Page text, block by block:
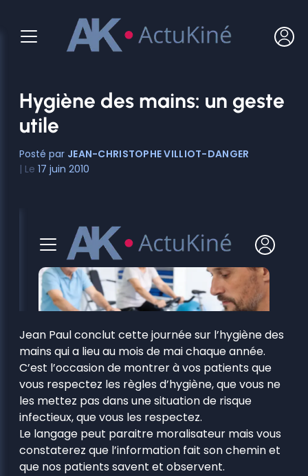
contenu
Hygiène des mains: un geste
utile
JEAN-CHRISTOPHE VILLIOT-DANGER
17 juin 2010
Jean Paul conclut cette journée sur l’hygiène des
mains qui a lieu au mois de mai chaque année.
C’est l’occasion de montrer à vos patients que
vous respectez les règles d’hygiène, que vous ne
les mettez pas dans une situation de risque
infectieux, que vous les respectez.
Le langage peut paraitre moralisateur mais vous
constaterez que l’information fait son chemin et
que nos patients savent et observent.